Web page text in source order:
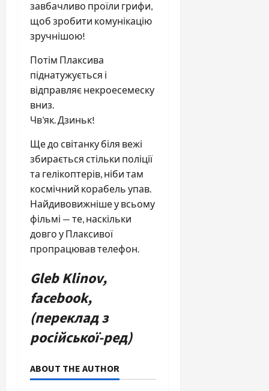
завбачливо проїли грифи,
щоб зробити комунікацію
зручнішою!
Потім Плаксива
піднатужується і
відправляє некроесемеску
вниз.
Чв’як. Дзиньк!
Ще до світанку біля вежі
збирається стільки поліції
та гелікоптерів, ніби там
космічний корабель упав.
Найдивовижніше у всьому
фільмі — те, наскільки
довго у Плаксивої
пропрацював телефон.
Gleb Klinov,
facebook,
(переклад з
російської-ред)
ABOUT THE AUTHOR